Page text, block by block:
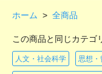
ホーム > 全商品
この商品と同じカテゴ
人文・社会科学 思想・